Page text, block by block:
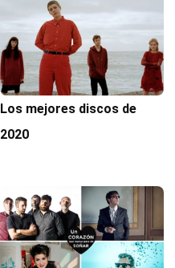
Los mejores discos de
2020